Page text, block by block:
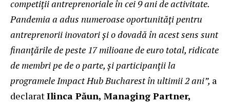
competiții antreprenoriale în cei 9 ani de activitate.
Pandemia a adus numeroase oportunități pentru
antreprenorii inovatori și o dovadă în acest sens sunt
finanțările de peste 17 milioane de euro total, ridicate
de membri pe de o parte, și participanții la
programele Impact Hub Bucharest în ultimii 2 ani”, a
declaratIlinca Păun, Managing Partner,